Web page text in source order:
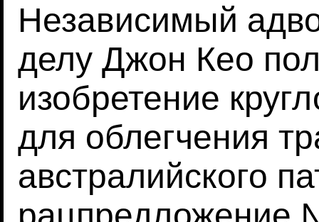
Независимый
делу Джон Кео
изобретение
для облегчения
австралийского